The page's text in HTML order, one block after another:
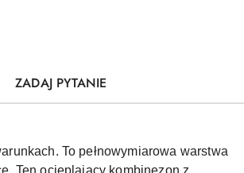
ZADAJ PYTANIE
To pełnowymiarowa warstwa